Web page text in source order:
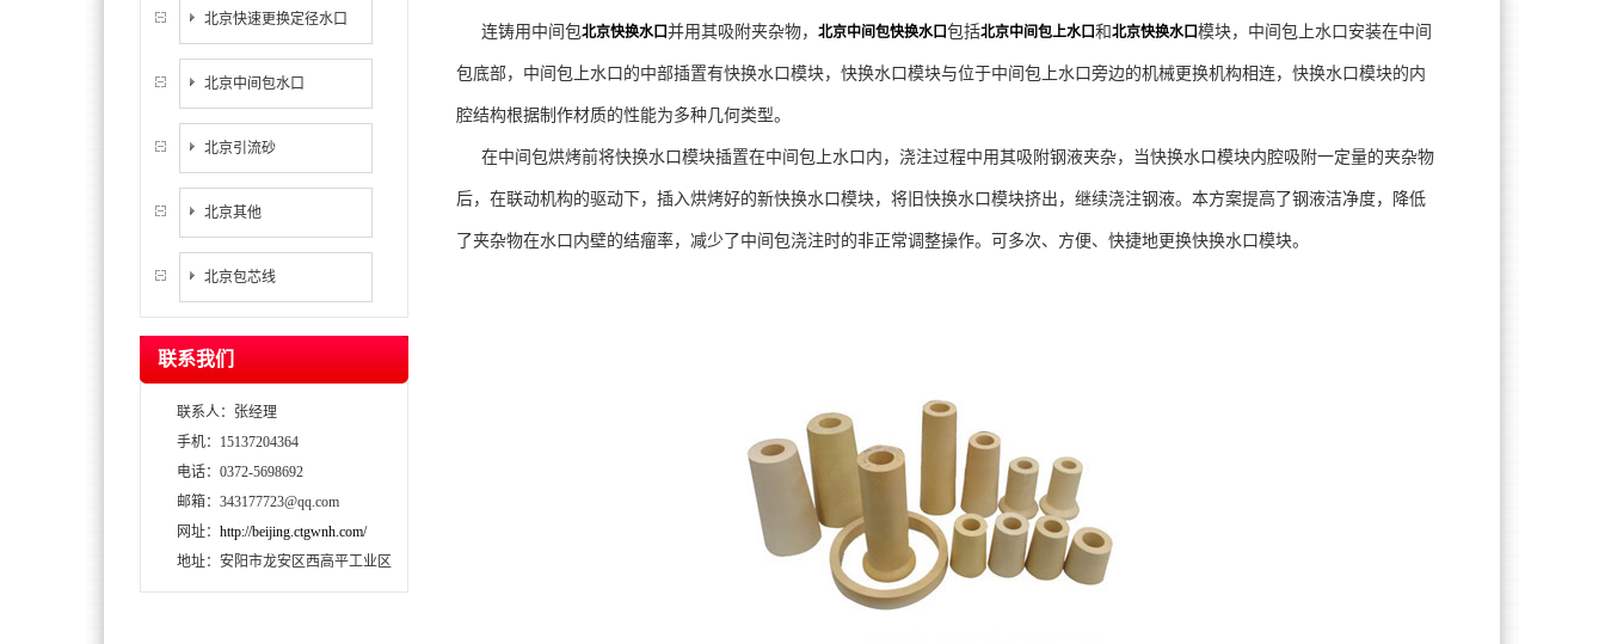
北京快速更换定径水口
北京中间包水口
北京引流砂
北京其他
北京包芯线
联系我们
联系人：张经理
手机：15137204364
电话：0372-5698692
邮箱：343177723@qq.com
网址： http://beijing.ctgwnh.com/
地址：安阳市龙安区西高平工业区
连铸用中间包北京快换水口并用其吸附夹杂物， 北京中间包快换水口包括北京中间包上水口和北京快换水口模块，中间包上水口安装在中间
包底部，中间包上水口的中部插置有快换水口模块，快换水口模块与位于中间包上水口旁边的机械更换机构相连，快换水口模块的内
腔结构根据制作材质的性能为多种几何类型。
在中间包烘烤前将快换水口模块插置在中间包上水口内，浇注过程中用其吸附钢液夹杂，当快换水口模块内腔吸附一定量的夹杂物
后，在联动机构的驱动下，插入烘烤好的新快换水口模块，将旧快换水口模块挤出，继续浇注钢液。本方案提高了钢液洁净度，降低
了夹杂物在水口内壁的结瘤率，减少了中间包浇注时的非正常调整操作。可多次、方便、快捷地更换快换水口模块。